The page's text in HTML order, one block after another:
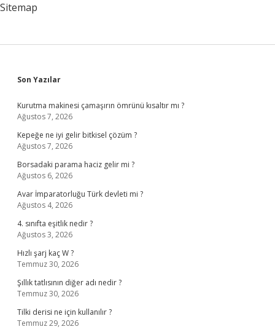
Sitemap
Sidebar
Son Yazılar
Kurutma makinesi çamaşırın ömrünü kısaltır mı ?
Ağustos 7, 2026
Kepeğe ne iyi gelir bitkisel çözüm ?
Ağustos 7, 2026
Borsadaki parama haciz gelir mi ?
Ağustos 6, 2026
Avar İmparatorluğu Türk devleti mi ?
Ağustos 4, 2026
4. sınıfta eşitlik nedir ?
Ağustos 3, 2026
Hızlı şarj kaç W ?
Temmuz 30, 2026
Şıllık tatlısının diğer adı nedir ?
Temmuz 30, 2026
Tilki derisi ne için kullanılır ?
Temmuz 29, 2026